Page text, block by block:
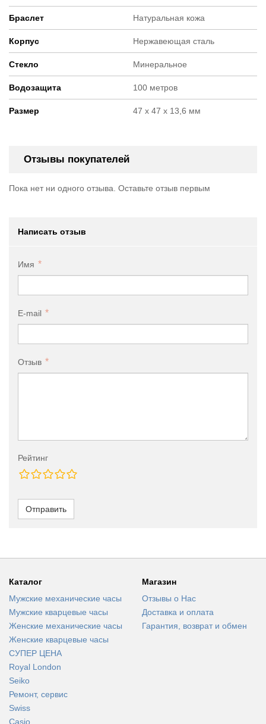
Браслет Натуральная кожа
Корпус Нержавеющая сталь
Стекло Минеральное
Водозащита 100 метров
Размер 47 х 47 х 13,6 мм
Отзывы покупателей
Пока нет ни одного отзыва. Оставьте отзыв первым
Написать отзыв
Имя
E-mail
Отзыв
Рейтинг
Отправить
Каталог
Мужские механические часы
Мужские кварцевые часы
Женские механические часы
Женские кварцевые часы
СУПЕР ЦЕНА
Royal London
Seiko
Ремонт, сервис
Swiss
Casio
Магазин
Отзывы о Нас
Доставка и оплата
Гарантия, возврат и обмен